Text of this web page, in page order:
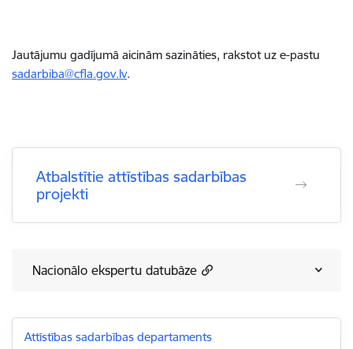
Jautājumu gadījumā aicinām sazināties, rakstot uz e-pastu
sadarbiba@cfla.gov.lv.
Atbalstītie attīstības sadarbības
projekti
Nacionālo ekspertu datubāze
Attīstības sadarbības departaments